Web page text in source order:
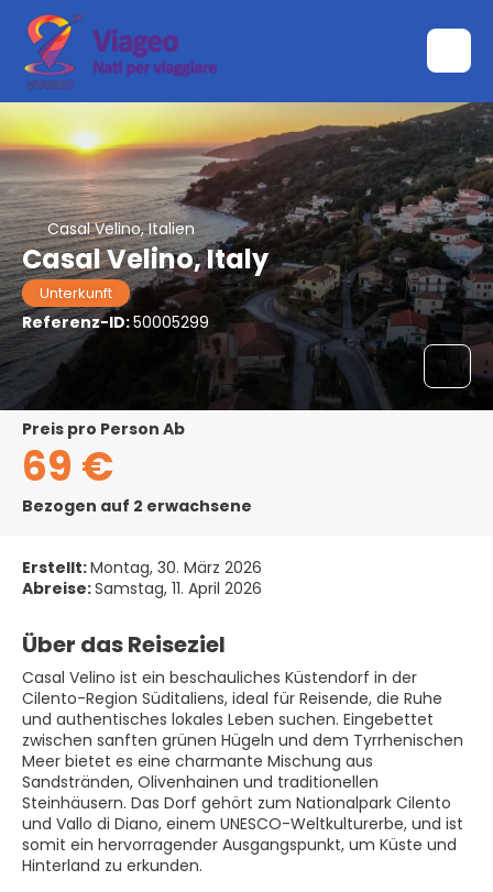
Casal Velino, Italien
Casal Velino, Italy
Unterkunft
Referenz-ID:50005299
Preis pro Person Ab
69 €
Bezogen auf 2 erwachsene
Erstellt:Montag, 30. März 2026
Abreise:Samstag, 11. April 2026
Über das Reiseziel
Casal Velino ist ein beschauliches Küstendorf in der
Cilento-Region Süditaliens, ideal für Reisende, die Ruhe
und authentisches lokales Leben suchen. Eingebettet
zwischen sanften grünen Hügeln und dem Tyrrhenischen
Meer bietet es eine charmante Mischung aus
Sandstränden, Olivenhainen und traditionellen
Steinhäusern. Das Dorf gehört zum Nationalpark Cilento
und Vallo di Diano, einem UNESCO-Weltkulturerbe, und ist
somit ein hervorragender Ausgangspunkt, um Küste und
Hinterland zu erkunden.